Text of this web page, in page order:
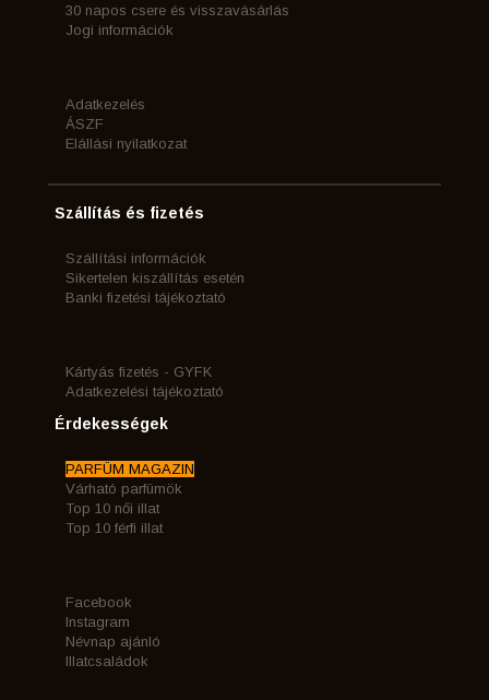
30 napos csere és visszavásárlás
Jogi információk
Adatkezelés
ÁSZF
Elállási nyilatkozat
Szállítás és fizetés
Szállítási információk
Sikertelen kiszállítás esetén
Banki fizetési tájékoztató
Kártyás fizetés - GYFK
Adatkezelési tájékoztató
Érdekességek
PARFÜM MAGAZIN
Várható parfümök
Top 10 női illat
Top 10 férfi illat
Facebook
Instagram
Névnap ajánló
Illatcsaládok